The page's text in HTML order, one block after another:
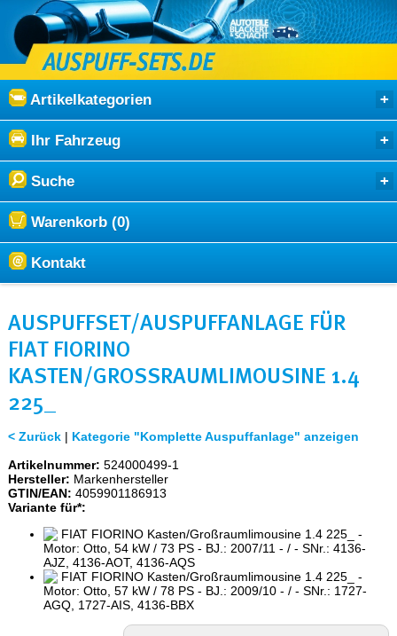
Artikelkategorien
Ihr Fahrzeug
Suche
Warenkorb (0)
Kontakt
AUSPUFFSET/AUSPUFFANLAGE FÜR
FIAT FIORINO
KASTEN/GROSSRAUMLIMOUSINE 1.4 2
25_
< Zurück| Kategorie "Komplette Auspuffanlage" anzeigen
Artikelnummer: 524000499-1
Hersteller: Markenhersteller
GTIN/EAN: 4059901186913
Variante für*:
FIAT FIORINO Kasten/Großraumlimousine 1.4 225_ -
Motor: Otto, 54 kW / 73 PS - BJ.: 2007/11 - / - SNr.: 4136-
AJZ, 4136-AOT, 4136-AQS
FIAT FIORINO Kasten/Großraumlimousine 1.4 225_ -
Motor: Otto, 57 kW / 78 PS - BJ.: 2009/10 - / - SNr.: 1727-
AGQ, 1727-AIS, 4136-BBX